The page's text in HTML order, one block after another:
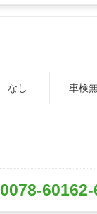
なし 車検
0078-